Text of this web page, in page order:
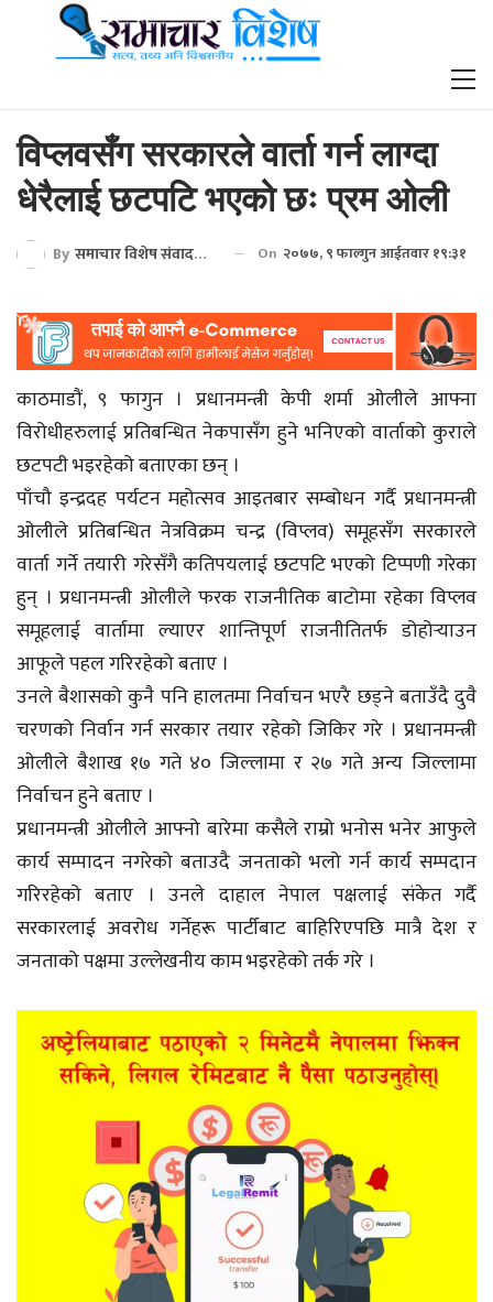
विप्लवसँग सरकारले वार्ता गर्न लाग्दा
धेरैलाई छटपटि भएको छः प्रम ओली
By समाचार विशेष संवाददाता On २०७७, ९ फाल्गुन आईतवार १९:३१
काठमाडौं, ९ फागुन । प्रधानमन्त्री केपी शर्मा ओलीले आफ्ना
विरोधीहरुलाई प्रतिबन्धित नेकपासँग हुने भनिएको वार्ताको कुराले
छटपटी भइरहेको बताएका छन् ।
पाँचौ इन्द्रदह पर्यटन महोत्सव आइतबार सम्बोधन गर्दै प्रधानमन्त्री
ओलीले प्रतिबन्धित नेत्रविक्रम चन्द्र (विप्लव) समूहसँग सरकारले
वार्ता गर्ने तयारी गरेसँगै कतिपयलाई छटपटि भएको टिप्पणी गरेका
हुन् । प्रधानमन्त्री ओलीले फरक राजनीतिक बाटोमा रहेका विप्लव
समूहलाई वार्तामा ल्याएर शान्तिपूर्ण राजनीतितर्फ डोहोर्‍याउन
आफूले पहल गरिरहेको बताए ।
उनले बैशासको कुनै पनि हालतमा निर्वाचन भएरै छड्ने बताउँदै दुवै
चरणको निर्वान गर्न सरकार तयार रहेको जिकिर गरे । प्रधानमन्त्री
ओलीले बैशाख १७ गते ४० जिल्लामा र २७ गते अन्य जिल्लामा
निर्वाचन हुने बताए ।
प्रधानमन्त्री ओलीले आफ्नो बारेमा कसैले राम्रो भनोस भनेर आफुले
कार्य सम्पादन नगरेको बताउदै जनताको भलो गर्न कार्य सम्पदान
गरिरहेको बताए । उनले दाहाल नेपाल पक्षलाई संकेत गर्दै
सरकारलाई अवरोध गर्नेहरू पार्टीबाट बाहिरिएपछि मात्रै देश र
जनताको पक्षमा उल्लेखनीय काम भइरहेको तर्क गरे ।